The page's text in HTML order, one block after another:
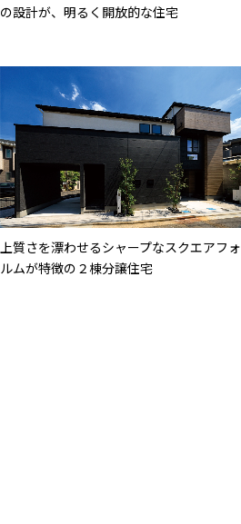
の設計が、明るく開放的な住宅
上質さを漂わせるシャープなスクエアフォ
ルムが特徴の２棟分譲住宅